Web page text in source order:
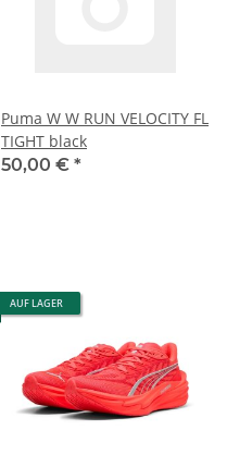
Puma W W RUN VELOCITY FL
TIGHT black
50,00 € *
AUF LAGER